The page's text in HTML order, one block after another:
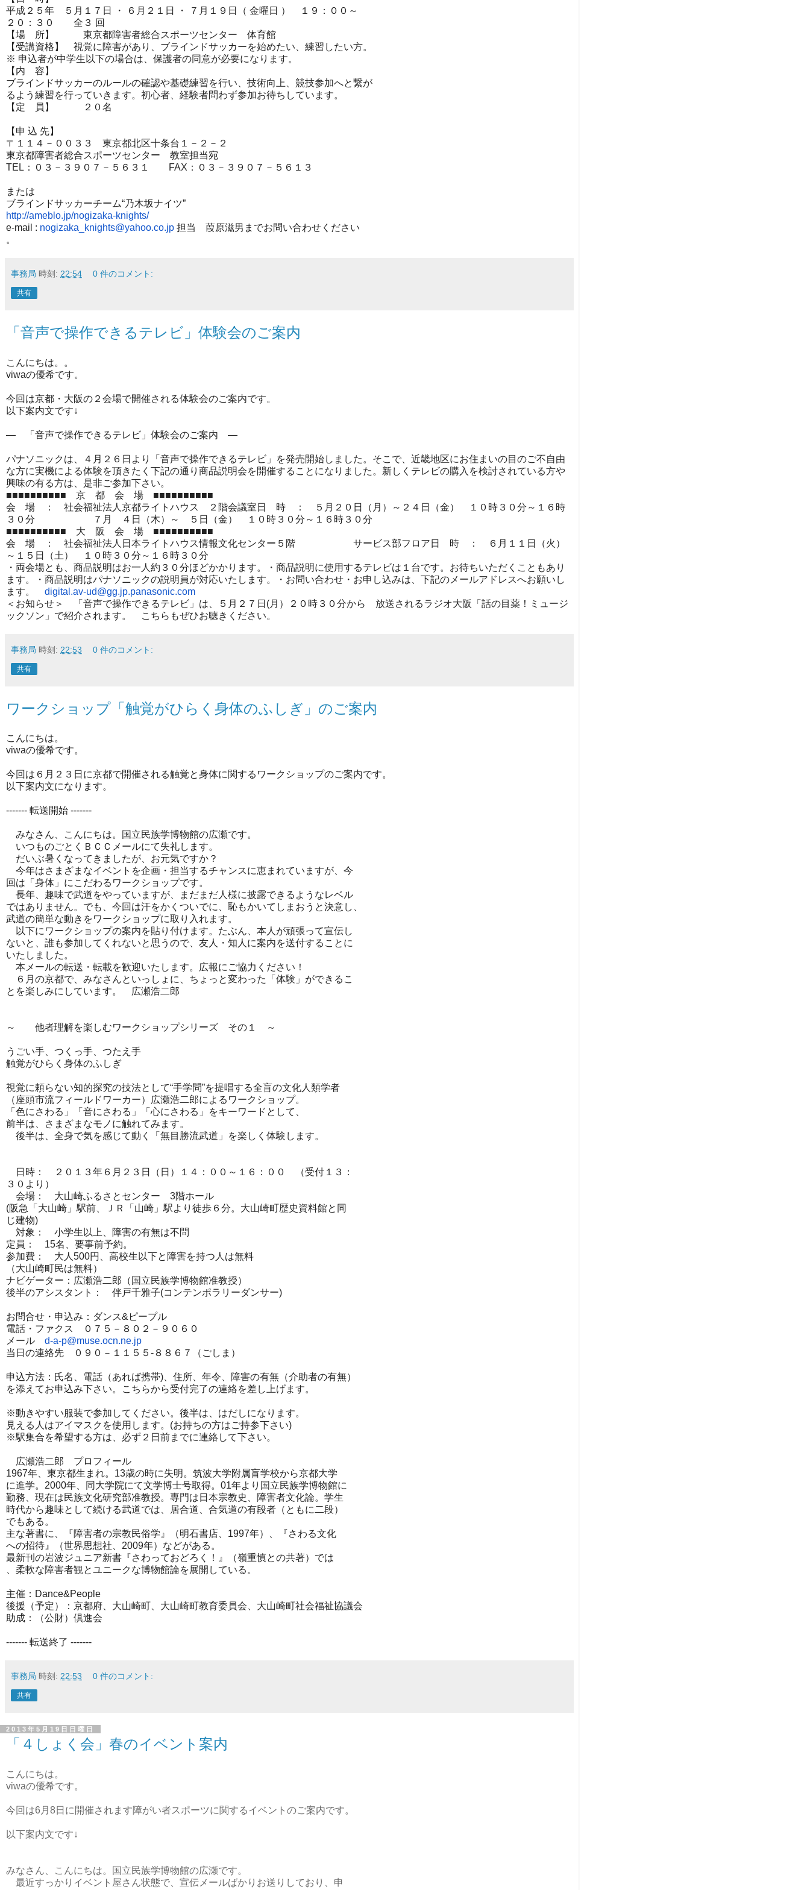
平成２５年 ５月１７日 ・ ６月２１日 ・ ７月１９日（ 金曜日 ） １９：００～
２０：３０ 全３ 回
【場 所】 東京都障害者総合スポーツセンター 体育館
【受講資格】 視覚に障害があり、ブラインドサッカーを始めたい、 練習したい方。
※ 申込者が中学生以下の場合は、保護者の同意が必要になります。
【内 容】
ブラインドサッカーのルールの確認や基礎練習を行い、技術向上、 競技参加へと繋が
るよう練習を行っていきます。初心者、 経験者問わず参加お待ちしています。
【定 員】 ２０名
【申 込 先】
〒１１４－００３３ 東京都北区十条台１－２－２
東京都障害者総合スポーツセンター 教室担当宛
TEL：０３－３９０７－５６３１ FAX：０３－３９０７－５６１３
または
ブラインドサッカーチーム“乃木坂ナイツ”
http://ameblo.jp/nogizaka-knights/
e-mail : nogizaka_knights@yahoo.co.jp 担当 葭原滋男までお問い合わせください
。
事務局 時刻: 22:54 0 件のコメント:
共有
「音声で操作できるテレビ」体験会のご案内
こんにちは。。
viwaの優希です。
今回は京都・大阪の２会場で開催される体験会のご案内です。
以下案内文です↓
― 「音声で操作できるテレビ」体験会のご案内 ―
パナソニックは、４月２６日より「音声で操作できるテレビ」 を発売開始しました。そこで、 近畿地区にお住まいの目のご不自由
な方に実機による体験を頂きたく下記の通り商品説明会を開催することになりました 。 新しくテレビの購入を検討されている方や
興味の有る方は、 是非ご参加下さい。
■■■■■■■■■■ 京 都 会 場 ■■■■■■■■■■
会 場 ： 社会福祉法人京都ライトハウス ２階会議室 日 時 ： ５月２０日（月）～２４日（金） １０時３０分～１６時
３０分 ７月 ４日（木）～ ５日（金） １０時３０分～１６時３０分
■■■■■■■■■■ 大 阪 会 場 ■■■■■■■■■■
会 場 ： 社会福祉法人日本ライトハウス情報文化センター５階 サービス部フロア 日 時 ： ６月１１日（火）
～１５日（土） １０時３０分～１６時３０分
・両会場とも、商品説明はお一人約３０分ほどかかります。
・商品説明に使用するテレビは１台です。 お待ちいただくこともあり
ます。
・商品説明はパナソニックの説明員が対応いたします。 ・お問い合わせ・お申し込みは、 下記のメールアドレスへお願いし
ます。
digital.av-ud@gg.jp.panasonic.com
＜お知らせ＞
「音声で操作できるテレビ」は、５月２７日(月） ２０時３０分から
放送されるラジオ大阪「話の目薬！ミュージ
ックソン」 で紹介されます。 こちらもぜひお聴きください。
事務局 時刻: 22:53 0 件のコメント:
共有
ワークショップ「触覚がひらく身体のふしぎ」のご案内
こんにちは。
viwaの優希です。
今回は６月２３日に京都で開催される触覚と身体に関するワークショップのご案内です。
以下案内文になります。
------- 転送開始 -------
みなさん、こんにちは。国立民族学博物館の広瀬です。
いつものごとくＢＣＣメールにて失礼します。
だいぶ暑くなってきましたが、お元気ですか？
今年はさまざまなイベントを企画・ 担当するチャンスに恵まれていますが、今
回は「身体」にこだわるワークショップです。
長年、趣味で武道をやっていますが、
まだまだ人様に披露できるようなレベル
ではありません。でも、今回は汗をかくついでに、 恥もかいてしまおうと決意し、
武道の簡単な動きをワークショップに取り入れます。
以下にワークショップの案内を貼り付けます。たぶん、 本人が頑張って宣伝し
ないと、誰も参加してくれないと思うので、友人・ 知人に案内を送付することに
いたしました。
本メールの転送・転載を歓迎いたします。広報にご協力ください！
６月の京都で、みなさんといっしょに、ちょっと変わった「体験」 ができるこ
とを楽しみにしています。 広瀬浩二郎
～ 他者理解を楽しむワークショップシリーズ その１ ～
うごい手、つくっ手、つたえ手
触覚がひらく身体のふしぎ
視覚に頼らない知的探究の技法として“手学問”を提唱する全盲の文化人類学者
（座頭市流フィールドワーカー）
広瀬浩二郎によるワークショップ。
「色にさわる」「音にさわる」「心にさわる」
をキーワードとして、
前半は、さまざまなモノに触れてみます。
後半は、全身で気を感じて動く「無目勝流武道」
を楽しく体験します。
日時： ２０１３年６月２３日（日）１４：００～１６：００ （受付１３：
３０より）
会場： 大山崎ふるさとセンター 3階ホール
(阪急「大山崎」駅前、ＪＲ「山崎」駅より徒歩６分。 大山崎町歴史資料館と同
じ建物)
対象： 小学生以上、障害の有無は不問
定員： 15名、要事前予約。
参加費： 大人500円、高校生以下と障害を持つ人は無料
（大山崎町民は無料）
ナビゲーター：広瀬浩二郎（国立民族学博物館准教授）
後半のアシスタント： 伴戸千雅子(コンテンポラリーダンサー)
お問合せ・申込み：ダンス&ピープル
電話・ファクス ０７５－８０２－９０６０
メール d-a-p@muse.ocn.ne.jp
当日の連絡先 ０９０－１１５５-８８６７（ごしま）
申込方法：氏名、電話（あれば携帯)、住所、年令、障害の有無（介助者の有無）
を添えてお申込み下さい。
こちらから受付完了の連絡を差し上げます。
※動きやすい服装で参加してください。後半は、 はだしになります。
見える人はアイマスクを使用します。(お持ちの方はご持参下さい)
※駅集合を希望する方は、必ず２日前までに連絡して下さい。
広瀬浩二郎 プロフィール
1967年、東京都生まれ。13歳の時に失明。 筑波大学附属盲学校から京都大学
に進学。2000年、同大学院にて文学博士号取得。 01年より国立民族学博物館に
勤務、現在は民族文化研究部准教授。専門は日本宗教史、 障害者文化論。学生
時代から趣味として続ける武道では、居合道、合気道の有段者（ ともに二段）
でもある。
主な著書に、『障害者の宗教民俗学』（明石書店、1997年）、
『さわる文化
への招待』（世界思想社、2009年）などがある。
最新刊の岩波ジュニア新書『さわっておどろく！』（嶺重慎との共著）では
、柔軟な障害者観とユニークな博物館論を展開している。
主催：Dance&People
後援（予定）：京都府、大山崎町、大山崎町教育委員会、 大山崎町社会福祉協議会
助成：（公財）倶進会
------- 転送終了 -------
事務局 時刻: 22:53 0 件のコメント:
共有
2013年5月19日日曜日
「４しょく会」春のイベント案内
こんにちは。
viwaの優希です。
今回は6月8日に開催されます障がい者スポーツに関するイベントのご案内です。
以下案内文です↓
みなさん、こんにちは。国立民族学博物館の広瀬です。
最近すっかりイベント屋さん状態で、宣伝メールばかりお送りしており、申